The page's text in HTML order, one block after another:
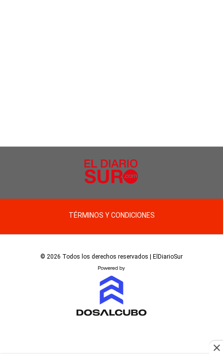
TÉRMINOS Y CONDICIONES
© 2026 Todos los derechos reservados | ElDiarioSur